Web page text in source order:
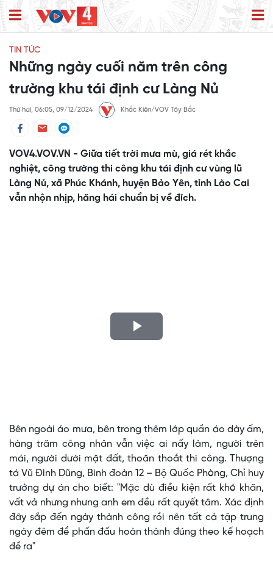
TIN TỨC
Những ngày cuối năm trên công
trường khu tái định cư Làng Nủ
Thứ hai, 06:05, 09/12/2024 Khắc Kiên/VOV Tây Bắc
VOV4.VOV.VN - Giữa tiết trời mưa mù, giá rét khắc
nghiệt, công trường thi công khu tái định cư vùng lũ
Làng Nủ, xã Phúc Khánh, huyện Bảo Yên, tỉnh Lào Cai
vẫn nhộn nhịp, hăng hái chuẩn bị về đích.
Play
Bên ngoài áo mưa, bên trong thêm lớp quần áo dày ấm,
hàng trăm công nhân vẫn việc ai nấy làm, người trên
mái, người dưới mặt đất, thoăn thoắt thi công. Thượng
tá Vũ Đình Dũng, Binh đoàn 12 – Bộ Quốc Phòng, Chỉ huy
trưởng dự án cho biết: "Mặc dù điều kiện rất khó khăn,
vất vả nhưng nhưng anh em đều rất quyết tâm. Xác định
đây sắp đến ngày thành công rồi nên tất cả tập trung
ngày đêm để phấn đấu hoàn thành đúng theo kế hoạch
đề ra"